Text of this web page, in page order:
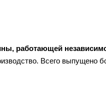
работающей
Всего выпущено